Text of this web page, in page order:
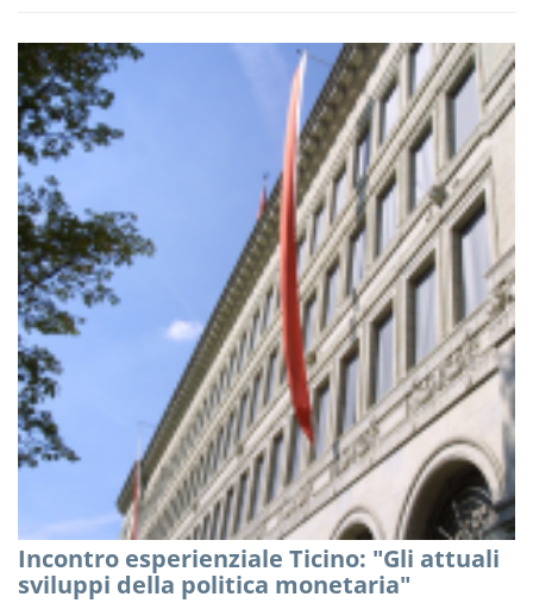
Incontro esperienziale Ticino: "Gli attuali
sviluppi della politica monetaria"